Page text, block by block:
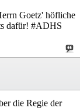
Goetz' höfliche
dafür! #ADHS
die Regie der